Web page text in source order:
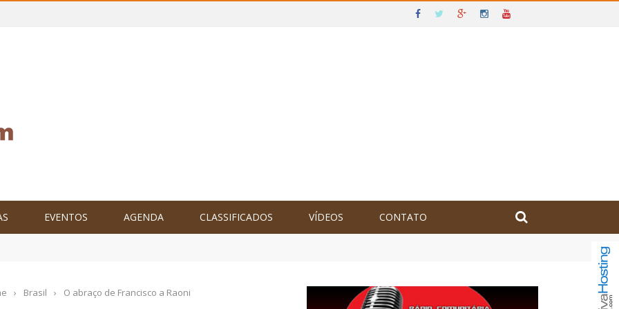
EVENTOS AGENDA CLASSIFICADOS VÍDEOS CONTATO
o Brasil no XXIV Parlamento Internacional de Escritores, na Colômbia
› Brasil › O abraço de Francisco a Raoni